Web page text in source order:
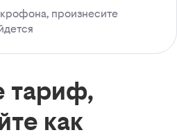
произнесите
тариф,
как